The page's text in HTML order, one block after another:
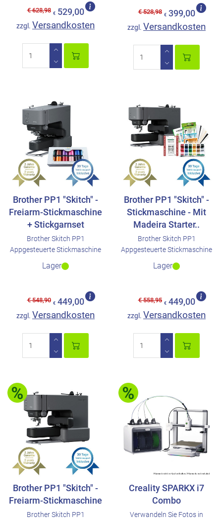
€ 628,98 € 529,00
zzgl. Versandkosten
€ 528,98 € 399,00
zzgl. Versandkosten
Brother PP1 "Skitch" -
Freiarm-Stickmaschine
+ Stickgarnset
Brother Skitch PP1
Appgesteuerte Stickmaschine
Lager
€ 548,90 € 449,00
zzgl. Versandkosten
Brother PP1 "Skitch" -
Stickmaschine - Mit
Madeira Starter..
Brother Skitch PP1
Appgesteuerte Stickmaschine
Lager
€ 558,95 € 449,00
zzgl. Versandkosten
Brother PP1 "Skitch" -
Freiarm-Stickmaschine
Brother Skitch PP1
Creality SPARKX i7
Combo
Verwandeln Sie Fotos in